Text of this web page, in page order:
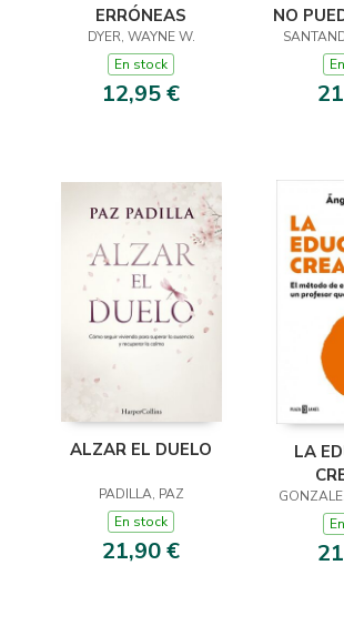
ERRÓNEAS
DYER, WAYNE W.
En stock
12,95 €
NO
ALZAR EL DUELO
PADILLA, PAZ
En stock
21,90 €
LA